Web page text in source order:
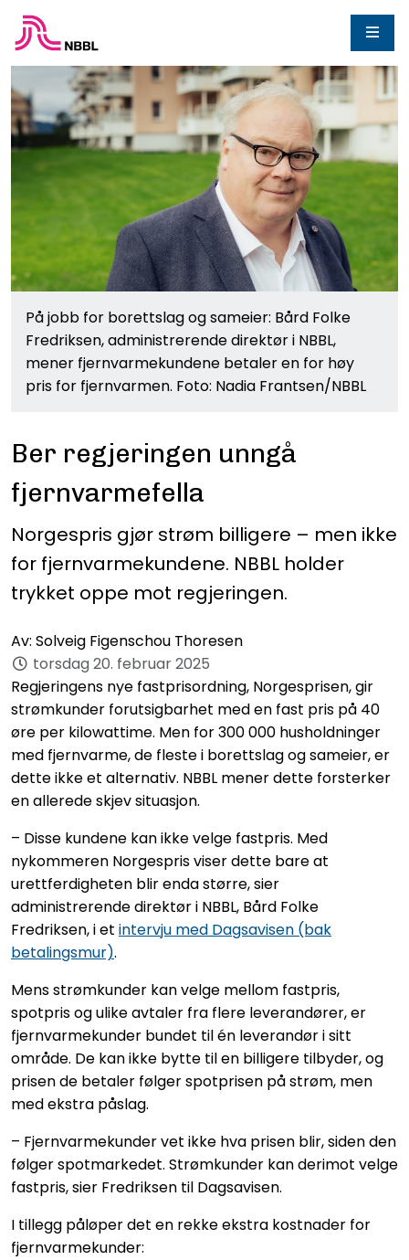
På jobb for borettslag og sameier: Bård Folke
Fredriksen, administrerende direktør i NBBL,
mener fjernvarmekundene betaler en for høy
pris for fjernvarmen. Foto: Nadia Frantsen/NBBL
Ber regjeringen unngå
fjernvarmefella
Norgespris gjør strøm billigere – men ikke
for fjernvarmekundene. NBBL holder
trykket oppe mot regjeringen.
Av: Solveig Figenschou Thoresen
torsdag 20. februar 2025
Regjeringens nye fastprisordning, Norgesprisen, gir
strømkunder forutsigbarhet med en fast pris på 40
øre per kilowattime. Men for 300 000 husholdninger
med fjernvarme, de fleste i borettslag og sameier, er
dette ikke et alternativ. NBBL mener dette forsterker
en allerede skjev situasjon.
– Disse kundene kan ikke velge fastpris. Med
nykommeren Norgespris viser dette bare at
urettferdigheten blir enda større, sier
administrerende direktør i NBBL, Bård Folke
Fredriksen, i et intervju med Dagsavisen (bak
betalingsmur).
Mens strømkunder kan velge mellom fastpris,
spotpris og ulike avtaler fra flere leverandører, er
fjernvarmekunder bundet til én leverandør i sitt
område. De kan ikke bytte til en billigere tilbyder, og
prisen de betaler følger spotprisen på strøm, men
med ekstra påslag.
– Fjernvarmekunder vet ikke hva prisen blir, siden den
følger spotmarkedet. Strømkunder kan derimot velge
fastpris, sier Fredriksen til Dagsavisen.
I tillegg påløper det en rekke ekstra kostnader for
fjernvarmekunder: